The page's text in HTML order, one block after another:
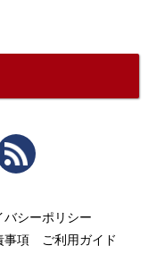
バシーポリシー
事項
ご利用ガイド